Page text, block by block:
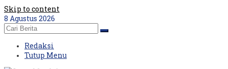
Skip to content
8 Agustus 2026
Redaksi
Tutup Menu